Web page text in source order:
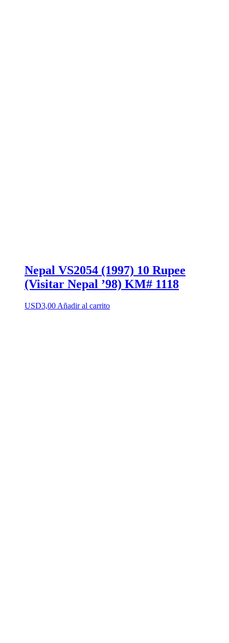
Nepal VS2054 (1997) 10 Rupee
(Visitar Nepal ’98) KM# 1118
USD3,00 Añadir al carrito